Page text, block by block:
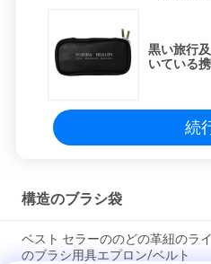
黒い旅行
いている
続
構造のブラシ袋
ベスト セラーののどの革紐のラ
のブラシ用具エプロン/ベルト